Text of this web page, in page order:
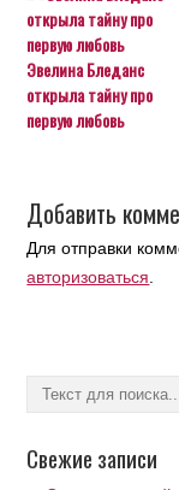
Эвелина Бледанс
открыла тайну про
первую любовь
Добавить
Для отправки
авторизоваться
Свежие записи